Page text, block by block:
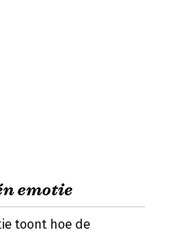
emotie
toont hoe de